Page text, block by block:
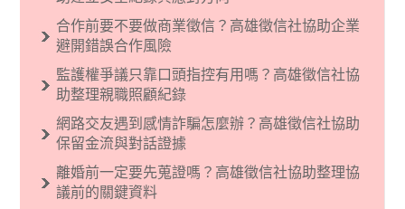
現了男性沙文…
合作前要不要做商業徵信？高雄徵信社協助企業
避開錯誤合作風險
監護權爭議只靠口頭指控有用嗎？高雄徵信社協
助整理親職照顧紀錄
網路交友遇到感情詐騙怎麼辦？高雄徵信社協助
保留金流與對話證據
離婚前一定要先蒐證嗎？高雄徵信社協助整理協
議前的關鍵資料